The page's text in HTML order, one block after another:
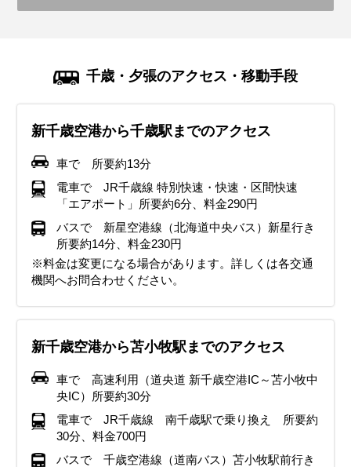
千歳・夕張のアクセス・移動手段
新千歳空港から千歳駅までのアクセス
車で 所要約13分
電車で JR千歳線 特別快速・快速・区間快速
「エアポート」所要約6分、料金290円
バスで 新星空港線（北海道中央バス）新星行き
所要約14分、料金230円
※料金は変更になる場合があります。詳しくは各交通
機関へお問合わせください。
新千歳空港から苫小牧駅までのアクセス
車で 高速利用（道央道 新千歳空港IC～苫小牧中
央IC）所要約30分
電車で JR千歳線 南千歳駅で乗り換え 所要約
30分、料金700円
バスで 千歳空港線（道南バス）苫小牧駅前行き